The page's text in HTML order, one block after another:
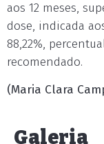
aos 12 meses,
dose, indicada
88,22%,
recomendado.
(Maria Clara
Galeria